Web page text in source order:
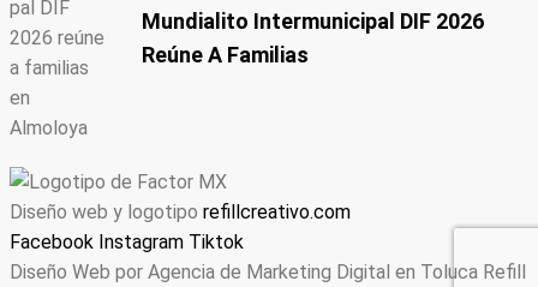
Mundialito Intermunicipal DIF 2026
Reúne A Familias
Diseño web y logotipo refillcreativo.com
Facebook Instagram Tiktok
Diseño Web por Agencia de Marketing Digital en Toluca Refill